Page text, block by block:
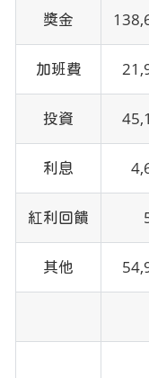
獎金
加班費
投資
利息
紅利回饋
其他